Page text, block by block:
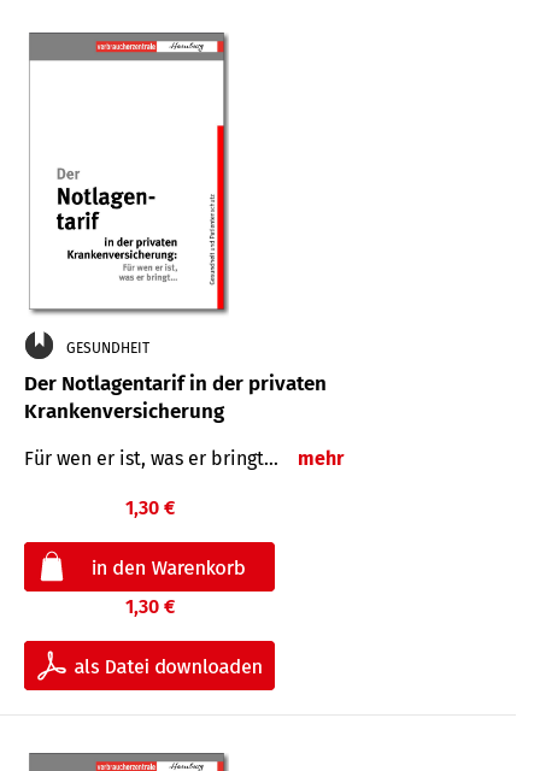
GESUNDHEIT
Der Notlagentarif in der privaten
Krankenversicherung
Für wen er ist, was er bringt… mehr
1,30 €
1,30 €